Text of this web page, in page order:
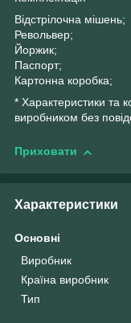
Відстрілочна мішень;
Револьвер;
Йоржик;
Паспорт;
Картонна коробка;
* Характеристики та
виробником без
Приховати
Характеристики
Основні
Виробник
Країна виробник
Тип